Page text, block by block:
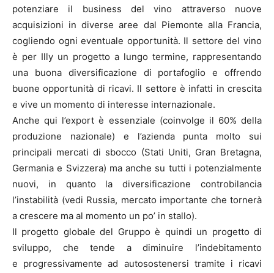
potenziare il business del vino attraverso nuove
acquisizioni in diverse aree dal Piemonte alla Francia,
cogliendo ogni eventuale opportunità. Il settore del vino
è per Illy un progetto a lungo termine, rappresentando
una buona diversificazione di portafoglio e offrendo
buone opportunità di ricavi. Il settore è infatti in crescita
e vive un momento di interesse internazionale.
Anche qui l’export è essenziale (coinvolge il 60% della
produzione nazionale) e l’azienda punta molto sui
principali mercati di sbocco (Stati Uniti, Gran Bretagna,
Germania e Svizzera) ma anche su tutti i potenzialmente
nuovi, in quanto la diversificazione controbilancia
l’instabilità (vedi Russia, mercato importante che tornerà
a crescere ma al momento un po’ in stallo).
Il progetto globale del Gruppo è quindi un progetto di
sviluppo, che tende a diminuire l’indebitamento
e progressivamente ad autosostenersi tramite i ricavi